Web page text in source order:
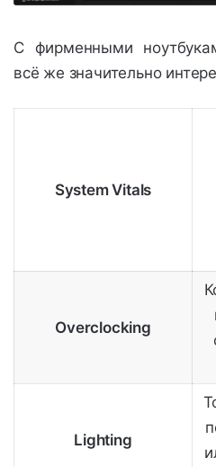
С фирменными
всё же значительно
System Vitals
Overclocking
Lighting